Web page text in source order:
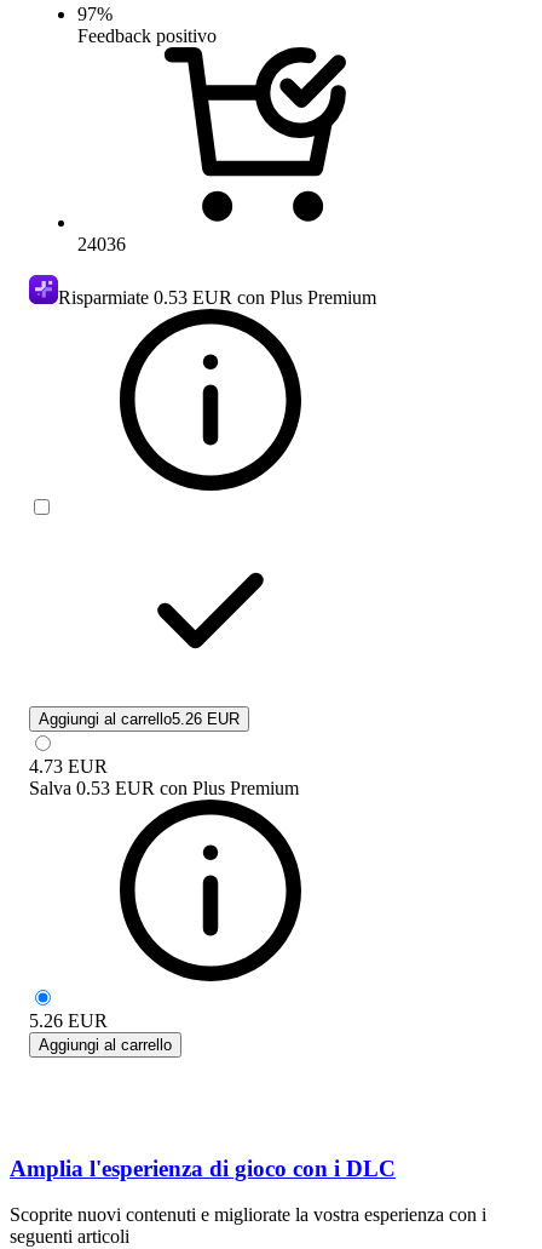
97%
Feedback positivo
24036
Risparmiate 0.53 EUR con Plus Premium
Aggiungi al carrello5.26 EUR
4.73 EUR
Salva 0.53 EUR con Plus Premium
5.26 EUR
Aggiungi al carrello
Amplia l'esperienza di gioco con i DLC
Scoprite nuovi contenuti e migliorate la vostra esperienza con i
seguenti articoli